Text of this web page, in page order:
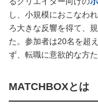
し、小規模におこなわ
ろ大きな反響を得て、
た。参加者は20名を超
ず、転職に意欲的な方
MATCHBOXとは